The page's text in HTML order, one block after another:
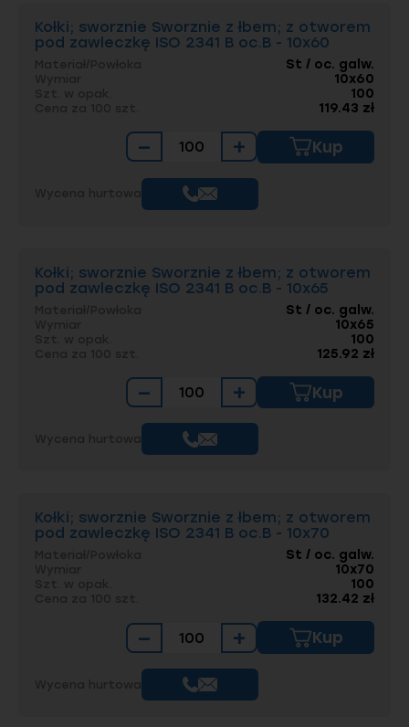
Kołki; sworznie Sworznie z łbem; z otworem
pod zawleczkę ISO 2341 B oc.B - 10x60
St / oc. galw.
10x60
100
119.43 zł
− + Kup
Kołki; sworznie Sworznie z łbem; z otworem
pod zawleczkę ISO 2341 B oc.B - 10x65
St / oc. galw.
10x65
100
125.92 zł
− + Kup
Kołki; sworznie Sworznie z łbem; z otworem
pod zawleczkę ISO 2341 B oc.B - 10x70
St / oc. galw.
10x70
100
132.42 zł
− + Kup